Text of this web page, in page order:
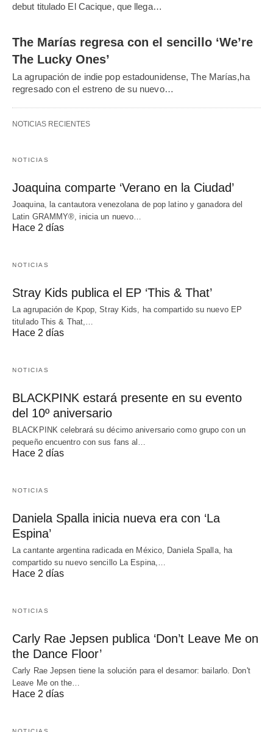
debut titulado El Cacique, que llega…
The Marías regresa con el sencillo ‘We’re
The Lucky Ones’
La agrupación de indie pop estadounidense, The Marías,ha
regresado con el estreno de su nuevo…
NOTICIAS RECIENTES
NOTICIAS
Joaquina comparte ‘Verano en la Ciudad’
Joaquina, la cantautora venezolana de pop latino y ganadora del
Latin GRAMMY®, inicia un nuevo…
Hace 2 días
NOTICIAS
Stray Kids publica el EP ‘This & That’
La agrupación de Kpop, Stray Kids, ha compartido su nuevo EP
titulado This & That,…
Hace 2 días
NOTICIAS
BLACKPINK estará presente en su evento
del 10º aniversario
BLACKPINK celebrará su décimo aniversario como grupo con un
pequeño encuentro con sus fans al…
Hace 2 días
NOTICIAS
Daniela Spalla inicia nueva era con ‘La
Espina’
La cantante argentina radicada en México, Daniela Spalla, ha
compartido su nuevo sencillo La Espina,…
Hace 2 días
NOTICIAS
Carly Rae Jepsen publica ‘Don’t Leave Me on
the Dance Floor’
Carly Rae Jepsen tiene la solución para el desamor: bailarlo. Don't
Leave Me on the…
Hace 2 días